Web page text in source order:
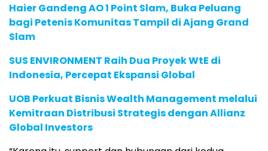
Haier Gandeng AO 1 Point Slam, Buka Peluang
bagi Petenis Komunitas Tampil di Ajang Grand
Slam
SUS ENVIRONMENT Raih Dua Proyek WtE di
Indonesia, Percepat Ekspansi Global
UOB Perkuat Bisnis Wealth Management melalui
Kemitraan Distribusi Strategis dengan Allianz
Global Investors